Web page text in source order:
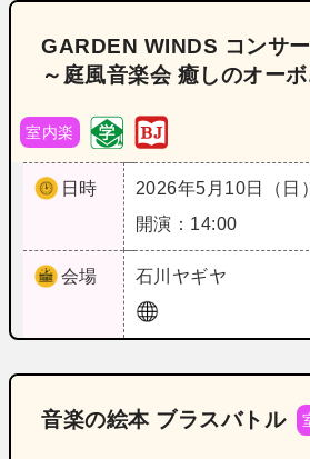
GARDEN WINDS コンサ
～庭風音楽会 癒しのオー
室内楽
日時
2026年5月10日（日）
開演：14:00
会場 石川 ヤギヤ
音楽の絵本 ブラスバトル